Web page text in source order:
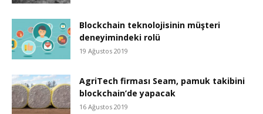
Blockchain teknolojisinin müşteri
deneyimindeki rolü
19 Ağustos 2019
AgriTech firması Seam, pamuk takibini
blockchain’de yapacak
16 Ağustos 2019